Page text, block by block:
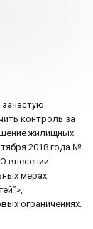
контроль за
жилищных
2018 года №
внесении
мерах
ограничениях.